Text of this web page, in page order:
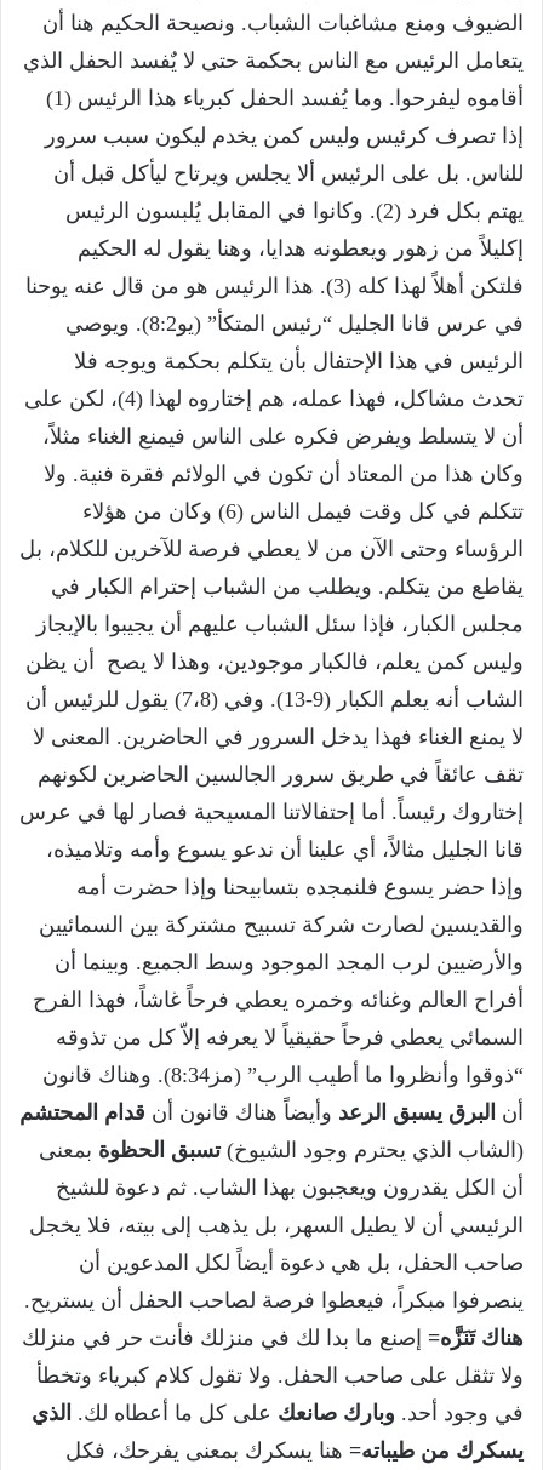
الضيوف ومنع مشاغبات الشباب. ونصيحة الحكيم هنا أن
يتعامل الرئيس مع الناس بحكمة حتى لا يٌفسد الحفل الذي
أقاموه ليفرحوا. وما يُفسد الحفل كبرياء هذا الرئيس (1)
إذا تصرف كرئيس وليس كمن يخدم ليكون سبب سرور
للناس. بل على الرئيس ألا يجلس ويرتاح ليأكل قبل أن
يهتم بكل فرد (2). وكانوا في المقابل يُلبسون الرئيس
إكليلاً من زهور ويعطونه هدايا، وهنا يقول له الحكيم
فلتكن أهلاً لهذا كله (3). هذا الرئيس هو من قال عنه يوحنا
في عرس قانا الجليل “رئيس المتكأ” (يو8:2). ويوصي
الرئيس في هذا الإحتفال بأن يتكلم بحكمة ويوجه فلا
تحدث مشاكل، فهذا عمله، هم إختاروه لهذا (4)، لكن على
أن لا يتسلط ويفرض فكره على الناس فيمنع الغناء مثلاً،
وكان هذا من المعتاد أن تكون في الولائم فقرة فنية. ولا
تتكلم في كل وقت فيمل الناس (6) وكان من هؤلاء
الرؤساء وحتى الآن من لا يعطي فرصة للآخرين للكلام، بل
يقاطع من يتكلم. ويطلب من الشباب إحترام الكبار في
مجلس الكبار، فإذا سئل الشباب عليهم أن يجيبوا بالإيجاز
وليس كمن يعلم، فالكبار موجودين، وهذا لا يصح أن يظن
الشاب أنه يعلم الكبار (9-13). وفي (7،8) يقول للرئيس أن
لا يمنع الغناء فهذا يدخل السرور في الحاضرين. المعنى لا
تقف عائقاً في طريق سرور الجالسين الحاضرين لكونهم
إختاروك رئيساً. أما إحتفالاتنا المسيحية فصار لها في عرس
قانا الجليل مثالاً، أي علينا أن ندعو يسوع وأمه وتلاميذه،
وإذا حضر يسوع فلنمجده بتسابيحنا وإذا حضرت أمه
والقديسين لصارت شركة تسبيح مشتركة بين السمائيين
والأرضيين لرب المجد الموجود وسط الجميع. وبينما أن
أفراح العالم وغنائه وخمره يعطي فرحاً غاشاً، فهذا الفرح
السمائي يعطي فرحاً حقيقياً لا يعرفه إلاّ كل من تذوقه
“ذوقوا وأنظروا ما أطيب الرب” (مز8:34). وهناك قانون
أن البرق يسبق الرعد وأيضاً هناك قانون أن قدام المحتشم
(الشاب الذي يحترم وجود الشيوخ)تسبق الحظوة بمعنى
أن الكل يقدرون ويعجبون بهذا الشاب. ثم دعوة للشيخ
الرئيسي أن لا يطيل السهر، بل يذهب إلى بيته، فلا يخجل
صاحب الحفل، بل هي دعوة أيضاً لكل المدعوين أن
ينصرفوا مبكراً، فيعطوا فرصة لصاحب الحفل أن يستريح.
هناك تَنَزَّه= إصنع ما بدا لك في منزلك فأنت حر في منزلك
ولا تثقل على صاحب الحفل. ولا تقول كلام كبرياء وتخطأ
في وجود أحد. وبارك صانعك على كل ما أعطاه لك. الذي
يسكرك من طيباته= هنا يسكرك بمعنى يفرحك، فكل